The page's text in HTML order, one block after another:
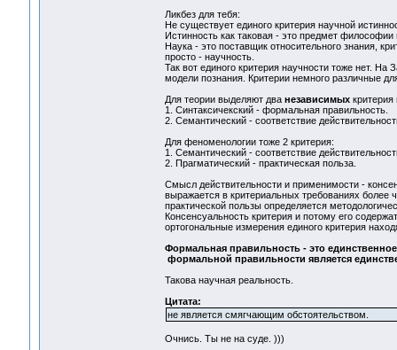
Ликбез для тебя:
Не существует единого критерия научной
Истинность как таковая - это предмет философии
Наука - это поставщик относительного знания,
просто - научность.
Так вот единого критерия научности тоже нет.
модели познания. Критерии немного различные
Для теории выделяют два независимыхкритерия
1. Синтаксичекский - формальная правильность.
2. Семантический - соответствие
Для феноменологии тоже 2 критерия:
1. Семантический - соответствие
2. Прагматический - практическая польза.
Смысл действительности и применимости -
выражается в критериальных требованиях более
практической пользы определяется
Консенсуальность критерия и потому его
ортогональные измерения единого критерия
Формальная правильность - это
формальной правильности является
Такова научная реальность.
Цитата:
не является смягчающим обстоятельством.
Очнись. Ты не на суде. )))